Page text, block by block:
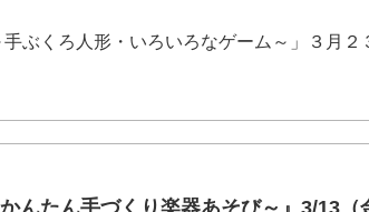
ぶくろ人形・いろいろなゲーム～」３月２